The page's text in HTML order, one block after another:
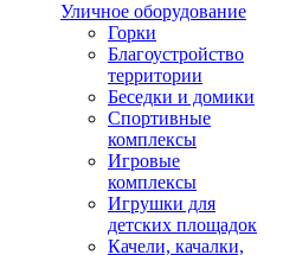
Уличное оборудование
Горки
Благоустройство
территории
Беседки и домики
Спортивные
комплексы
Игровые
комплексы
Игрушки для
детских площадок
Качели, качалки,